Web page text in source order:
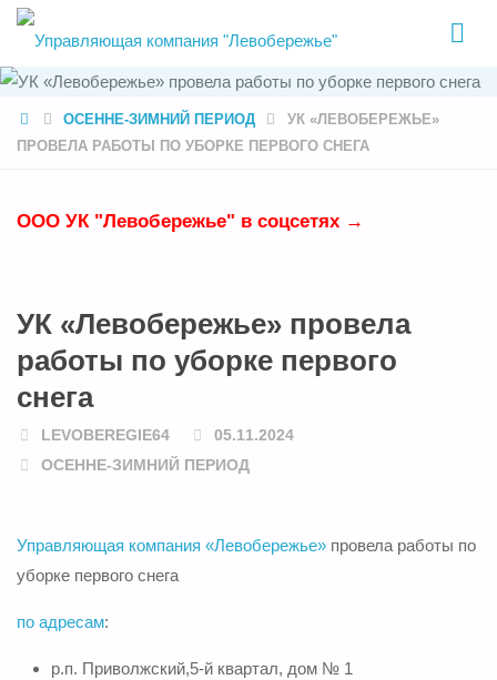
HOMEОСЕННЕ-ЗИМНИЙ ПЕРИОД
УК «ЛЕВОБЕРЕЖЬЕ»
ПРОВЕЛА РАБОТЫ ПО УБОРКЕ ПЕРВОГО СНЕГА
ООО УК "Левобережье" в соцсетях →
УК «Левобережье» провела
работы по уборке первого
снега
LEVOBEREGIE64
05.11.2024
ОСЕННЕ-ЗИМНИЙ ПЕРИОД
Управляющая компания «Левобережье» провела работы по
уборке первого снега
по адресам:
р.п. Приволжский,5-й квартал, дом № 1